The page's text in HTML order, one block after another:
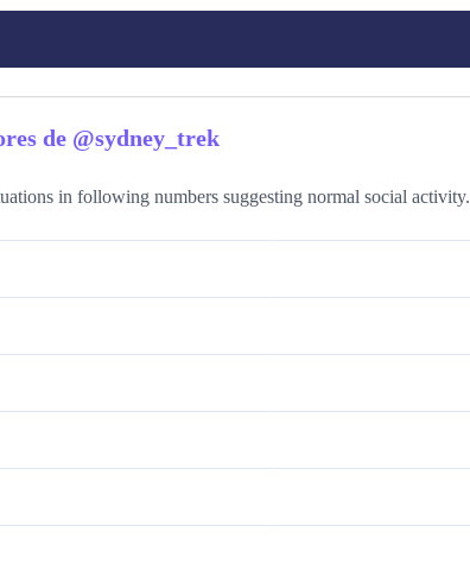
de @sydney_trek
in following numbers suggesting normal social activity.